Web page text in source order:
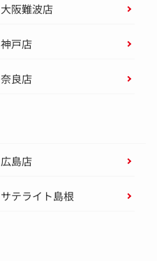
大阪難波店
神戸店
奈良店
広島店
サテライト島根